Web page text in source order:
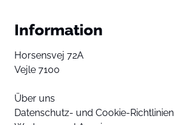
Information
Horsensvej 72A
Vejle 7100
Über uns
Datenschutz- und Cookie-Richtlinien